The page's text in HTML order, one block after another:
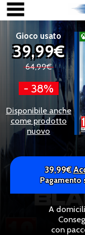
Gioco usato
39,99€
64,99€
- 38%
Disponibile anche
come prodotto
nuovo
39,99€
Pagamento
A
con